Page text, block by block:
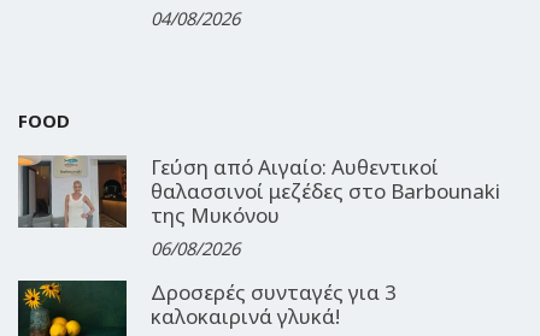
04/08/2026
FOOD
Γεύση από Αιγαίο: Αυθεντικοί
θαλασσινοί μεζέδες στο Barbounaki
της Μυκόνου
06/08/2026
Δροσερές συνταγές για 3
καλοκαιρινά γλυκά!